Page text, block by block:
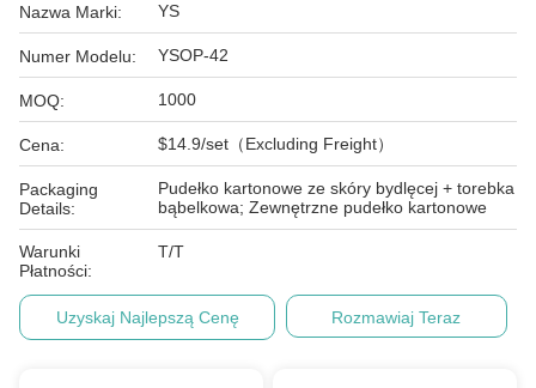
Nazwa Marki: YS
Numer Modelu: YSOP-42
MOQ: 1000
Cena: $14.9/set（Excluding Freight）
Packaging
Details:
Pudełko kartonowe ze skóry bydlęcej + torebka
bąbelkowa; Zewnętrzne pudełko kartonowe
Warunki
Płatności:
T/T
Uzyskaj Najlepszą Cenę Rozmawiaj Teraz